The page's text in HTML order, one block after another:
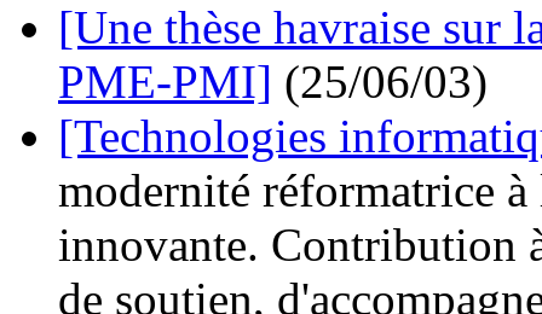
[Une thèse havraise sur
PME-PMI] (25/06/03)
[Technologies
modernité réformatrice
innovante. Contribution
de soutien,